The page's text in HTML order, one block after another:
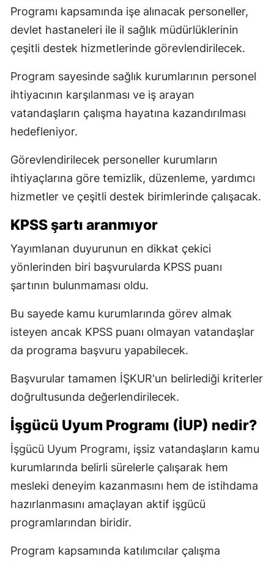
Programı kapsamında işe alınacak personeller,
devlet hastaneleri ile il sağlık müdürlüklerinin
çeşitli destek hizmetlerinde görevlendirilecek.
Program sayesinde sağlık kurumlarının personel
ihtiyacının karşılanması ve iş arayan
vatandaşların çalışma hayatına kazandırılması
hedefleniyor.
Görevlendirilecek personeller kurumların
ihtiyaçlarına göre temizlik, düzenleme, yardımcı
hizmetler ve çeşitli destek birimlerinde çalışacak.
KPSS şartı aranmıyor
Yayımlanan duyurunun en dikkat çekici
yönlerinden biri başvurularda KPSS puanı
şartının bulunmaması oldu.
Bu sayede kamu kurumlarında görev almak
isteyen ancak KPSS puanı olmayan vatandaşlar
da programa başvuru yapabilecek.
Başvurular tamamen İŞKUR'un belirlediği kriterler
doğrultusunda değerlendirilecek.
İşgücü Uyum Programı (İUP) nedir?
İşgücü Uyum Programı, işsiz vatandaşların kamu
kurumlarında belirli sürelerle çalışarak hem
mesleki deneyim kazanmasını hem de istihdama
hazırlanmasını amaçlayan aktif işgücü
programlarından biridir.
Program kapsamında katılımcılar çalışma